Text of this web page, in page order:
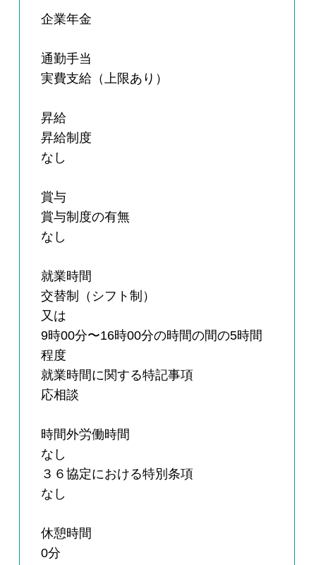
企業年金
通勤手当
実費支給（上限あり）
昇給
昇給制度
なし
賞与
賞与制度の有無
なし
就業時間
交替制（シフト制）
又は
9時00分〜16時00分の時間の間の5時間
程度
就業時間に関する特記事項
応相談
時間外労働時間
なし
３６協定における特別条項
なし
休憩時間
0分